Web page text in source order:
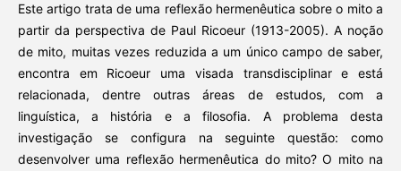
Este artigo trata de uma reflexão hermenêutica sobre o mito a
partir da perspectiva de Paul Ricoeur (1913-2005). A noção
de mito, muitas vezes reduzida a um único campo de saber,
encontra em Ricoeur uma visada transdisciplinar e está
relacionada, dentre outras áreas de estudos, com a
linguística, a história e a filosofia. A problema desta
investigação se configura na seguinte questão: como
desenvolver uma reflexão hermenêutica do mito? O mito na